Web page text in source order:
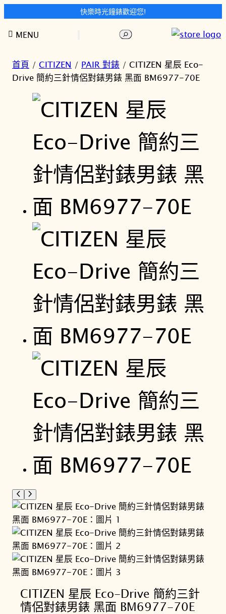
快樂時光鐘錶歡迎您!
至
搜
MENU
首頁 / CITIZEN / PAIR 對錶 / CITIZEN 星辰 Eco-
Drive 簡約三針情侶對錶男錶 黑面 BM6977-70E
CITIZEN 星辰 Eco-Drive 簡約三針
情侶對錶男錶 黑面 BM6977-70E